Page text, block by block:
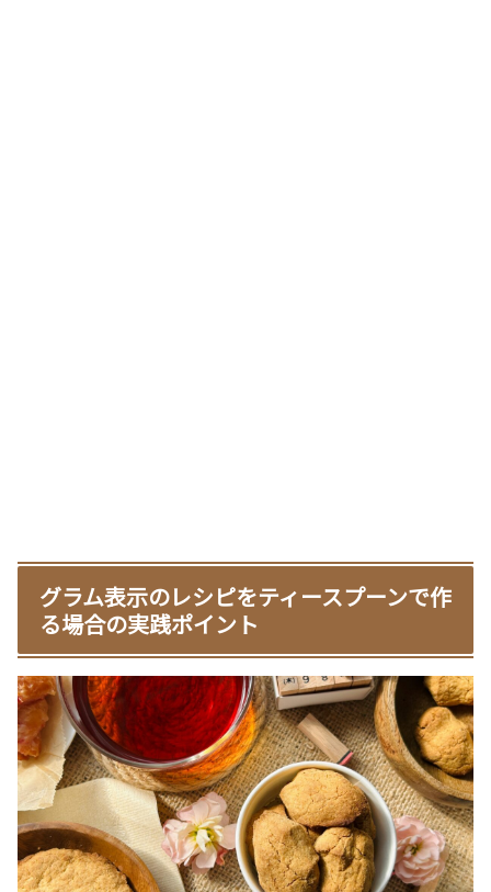
グラム表示のレシピをティースプーンで作
る場合の実践ポイント